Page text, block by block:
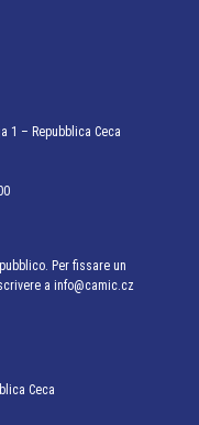
1 – Repubblica Ceca
Per fissare un
a info@camic.cz
Ceca